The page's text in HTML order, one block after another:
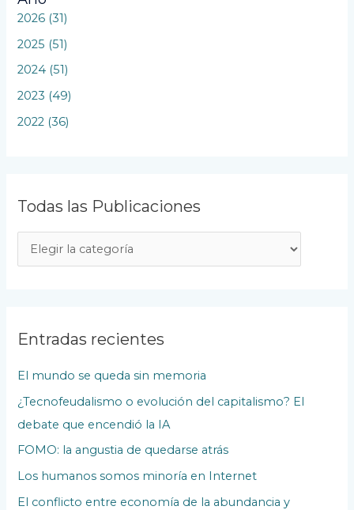
2026 (31)
2025 (51)
2024 (51)
2023 (49)
2022 (36)
Todas las Publicaciones
o
s
a
s
P
u
b
l
Entradas recientes
El mundo se queda sin memoria
¿Tecnofeudalismo o evolución del capitalismo? El
debate que encendió la IA
FOMO: la angustia de quedarse atrás
Los humanos somos minoría en Internet
El conflicto entre economía de la abundancia y